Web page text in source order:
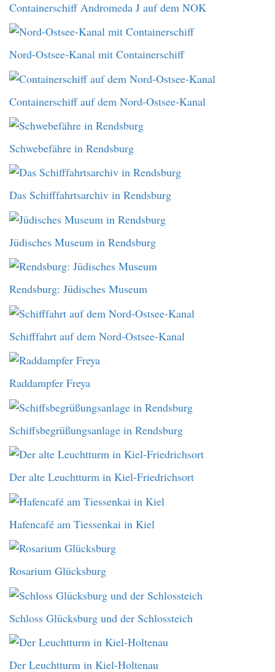
Containerschiff Andromeda J auf dem NOK
Nord-Ostsee-Kanal mit Containerschiff
Containerschiff auf dem Nord-Ostsee-Kanal
Schwebefähre in Rendsburg
Das Schifffahrtsarchiv in Rendsburg
Jüdisches Museum in Rendsburg
Rendsburg: Jüdisches Museum
Schifffahrt auf dem Nord-Ostsee-Kanal
Raddampfer Freya
Schiffsbegrüßungsanlage in Rendsburg
Der alte Leuchtturm in Kiel-Friedrichsort
Hafencafé am Tiessenkai in Kiel
Rosarium Glücksburg
Schloss Glücksburg und der Schlossteich
Der Leuchtturm in Kiel-Holtenau